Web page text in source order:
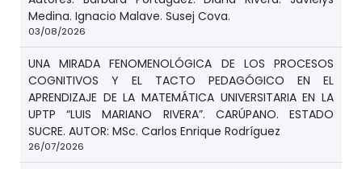
Medina. Ignacio Malave. Susej Cova.
03/08/2026
UNA MIRADA FENOMENOLÓGICA DE LOS PROCESOS
COGNITIVOS Y EL TACTO PEDAGÓGICO EN EL
APRENDIZAJE DE LA MATEMÁTICA UNIVERSITARIA EN LA
UPTP “LUIS MARIANO RIVERA”. CARÚPANO. ESTADO
SUCRE. AUTOR: MSc. Carlos Enrique Rodríguez
26/07/2026